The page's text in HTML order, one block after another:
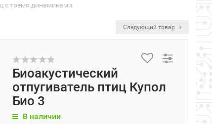
с тремя динамиками
Следующий товар
Биоакустический
отпугиватель птиц Купол
Био 3
В наличии